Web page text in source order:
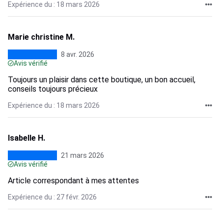
Expérience du : 18 mars 2026
Marie christine M.
8 avr. 2026
Avis vérifié
Toujours un plaisir dans cette boutique, un bon accueil,
conseils toujours précieux
Expérience du : 18 mars 2026
Isabelle H.
21 mars 2026
Avis vérifié
Article correspondant à mes attentes
Expérience du : 27 févr. 2026